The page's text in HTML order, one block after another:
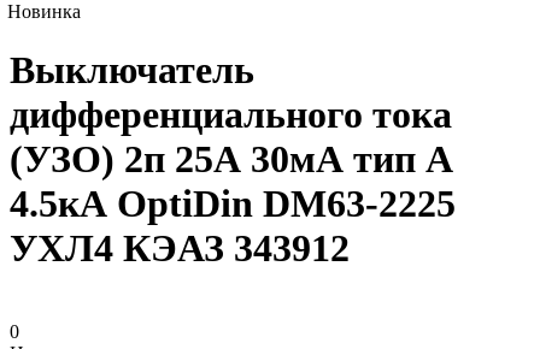
Новинка
Выключатель
дифференциального тока
(УЗО) 2п 25А 30мА тип A
4.5кА OptiDin DM63-2225
УХЛ4 КЭАЗ 343912
0